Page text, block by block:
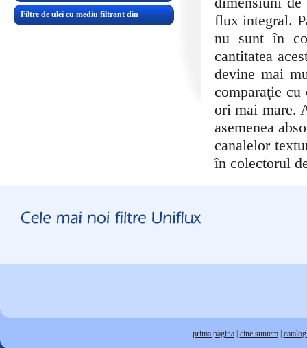
Filtre de ulei cu mediu filtrant din
flux integral.
nu sunt în
cantitatea
devine mai
comparaţie
ori mai mare.
asemenea
canalelor
în colectorul
prima pagina| cine suntem|